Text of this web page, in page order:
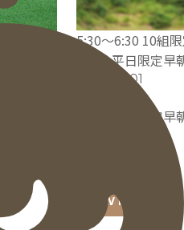
5:30～6:30 10組限
7-8月 平日限定早
2026.06.01
ゴルフコース
7-8月 平日限定早
VIEW MORE